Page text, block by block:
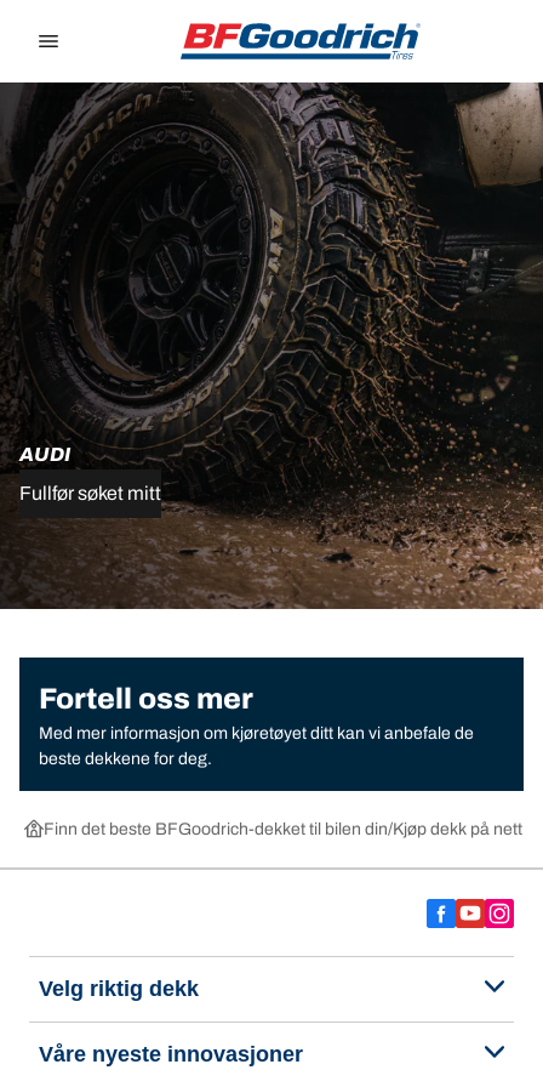
AUDI
Fullfør søket mitt
Fortell oss mer
Med mer informasjon om kjøretøyet ditt kan vi anbefale de
beste dekkene for deg.
Finn det beste BFGoodrich-dekket til bilen din Kjøp dekk på nett
Velg riktig dekk
Våre nyeste innovasjoner